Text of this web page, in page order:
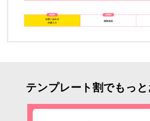
テンプレート割でもっと